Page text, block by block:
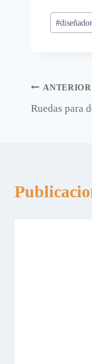
Etiquetas
de
#
de
ANTERIOR
Ruedas para